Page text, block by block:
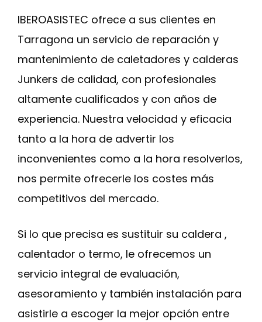
IBEROASISTEC ofrece a sus clientes en
Tarragona un servicio de reparación y
mantenimiento de caletadores y calderas
Junkers de calidad, con profesionales
altamente cualificados y con años de
experiencia. Nuestra velocidad y eficacia
tanto a la hora de advertir los
inconvenientes como a la hora resolverlos,
nos permite ofrecerle los costes más
competitivos del mercado.
Si lo que precisa es sustituir su caldera ,
calentador o termo, le ofrecemos un
servicio integral de evaluación,
asesoramiento y también instalación para
asistirle a escoger la mejor opción entre